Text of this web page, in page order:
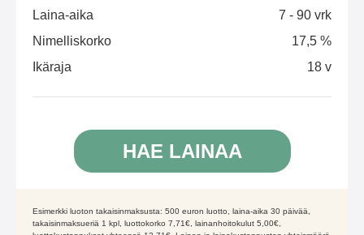
Laina-aika
7 - 90 vrk
Nimelliskorko
17,5 %
Ikäraja
18 v
HAE LAINAA
Esimerkki luoton takaisinmaksusta: 500 euron luotto, laina-aika 30 päivää,
takaisinmaksueriä 1 kpl, luottokorko 7,71€, lainanhoitokulut 5,00€,